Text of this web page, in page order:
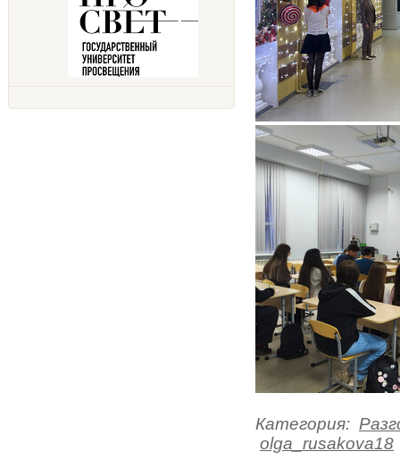
Категория:
olga_rusakova18